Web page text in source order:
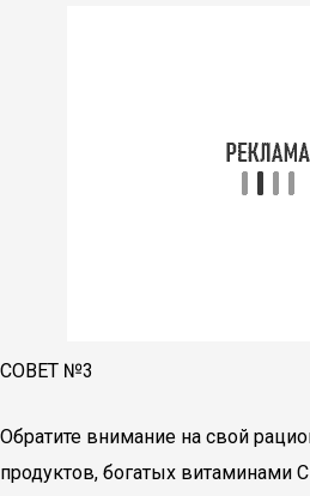
СОВЕТ №3
Обратите внимание на свой
продуктов, богатых витаминами